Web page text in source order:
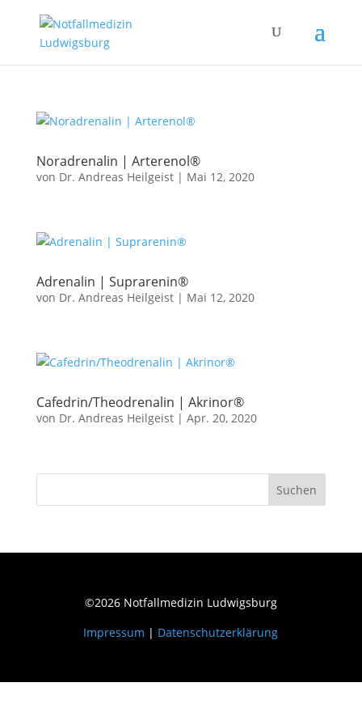
Noradrenalin | Arterenol®
von Dr. Andreas Heilgeist| Mai 12, 2020
Adrenalin | Suprarenin®
von Dr. Andreas Heilgeist| Mai 12, 2020
Cafedrin/Theodrenalin | Akrinor®
von Dr. Andreas Heilgeist| Apr. 20, 2020
Suchen
©2026 Notfallmedizin Ludwigsburg
Impressum | Datenschutzerklärung